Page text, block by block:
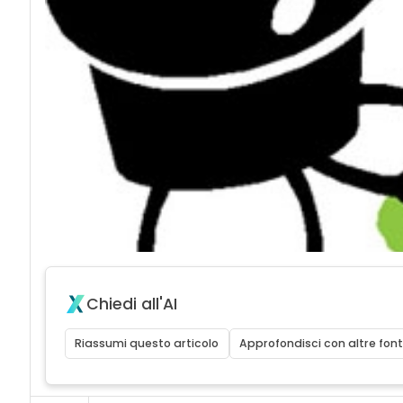
Chiedi all'AI
Riassumi questo articolo Approfondisci con altre